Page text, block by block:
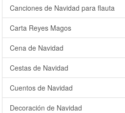
Canciones de Navidad para flauta
Carta Reyes Magos
Cena de Navidad
Cestas de Navidad
Cuentos de Navidad
Decoración de Navidad